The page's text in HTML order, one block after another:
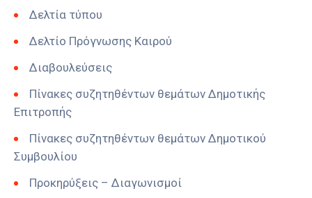
Δελτία τύπου
Δελτίο Πρόγνωσης Καιρού
Διαβουλεύσεις
Πίνακες συζητηθέντων θεμάτων Δημοτικής
Επιτροπής
Πίνακες συζητηθέντων θεμάτων Δημοτικού
Συμβουλίου
Προκηρύξεις – Διαγωνισμοί